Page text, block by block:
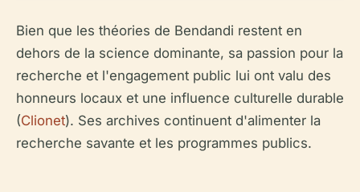
Bien que les théories de Bendandi restent en
dehors de la science dominante, sa passion pour la
recherche et l'engagement public lui ont valu des
honneurs locaux et une influence culturelle durable
(Clionet). Ses archives continuent d'alimenter la
recherche savante et les programmes publics.